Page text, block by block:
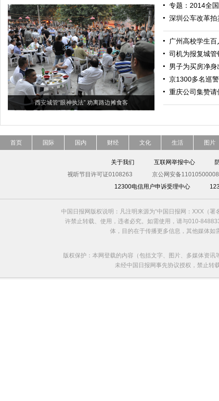
西安城管“眼神执法” 劝离路边摊食客
专题：2014全
深圳公车改革
广州高校学生
司机为报复城
男子为买房净
京1300多名巡
重庆公司集赞
首页 国际 国内 财经 文化 生活 图片
关于我们 互联网举报中心
视听节目许可证0108263
京公网安备
12300电信用户申诉受理中心
中国日报网版权说明：凡注明来源为“中国日报网：XXX（
许禁止转载、使用，违者必究。如需使用，请与010-
体，目的在于传播更多信息，其他媒体
版权保护：本网登载的内容（包括文字、图片、多媒体资
未经中国日报网事先协议授权，禁止转